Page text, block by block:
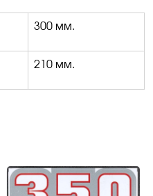
300 мм.
210 мм.